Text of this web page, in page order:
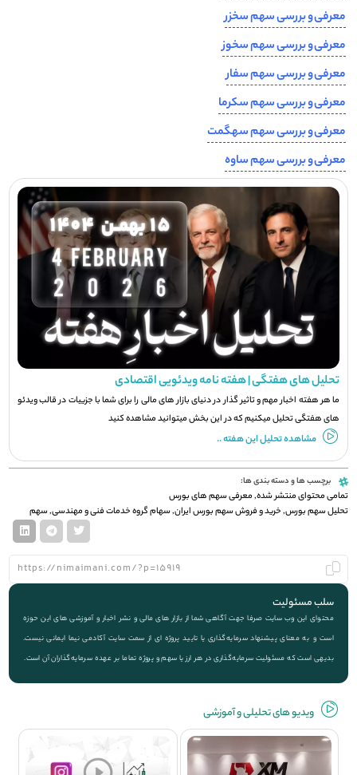
معرفی و بررسی سهم سخزر
معرفی و بررسی سهم سخوز
معرفی و بررسی سهم سفار
معرفی و بررسی سهم سکرما
معرفی و بررسی سهم سهگمت
معرفی و بررسی سهم ساوه
تحلیل های هفتگی | هفته نامه ویدئویی اقتصادی
ما هر هفته اخبار مهم و تاثیر گذار در دنیای بازار های مالی را برای شما با جزيیات در قالب ویدئو
های هفتگی تحلیل میکنیم که در این بخش میتوانید مشاهده کنید
مشاهده تحلیل این هفته ..
برچسب ها و دسته بندی ها:
تمامی محتوای منتشر شده,معرفی سهم های بورس
تحلیل سهم بورس,خرید و فروش سهم بورس ایران,سهام گروه خدمات فنی و مهندسی,سهم
سلب مسئولیت
محتوای این وب سایت صرفا جهت آگاهی شما از بازار های مالی و نشر اخبار و آموزشی های این حوزه
است و به معنای پیشنهاد سرمایه‌گذاری یا تایید پروژه ای از سمت سایت آکادمی نیما ایمانی نیست.
بدیهی است که مسئولیت سرمایه‌گذاری در هر ارز یا سهم و پروژه تماما بر عهده سرمایه‌گذاران آن است.
ویديو های تحلیلی و آموزشی